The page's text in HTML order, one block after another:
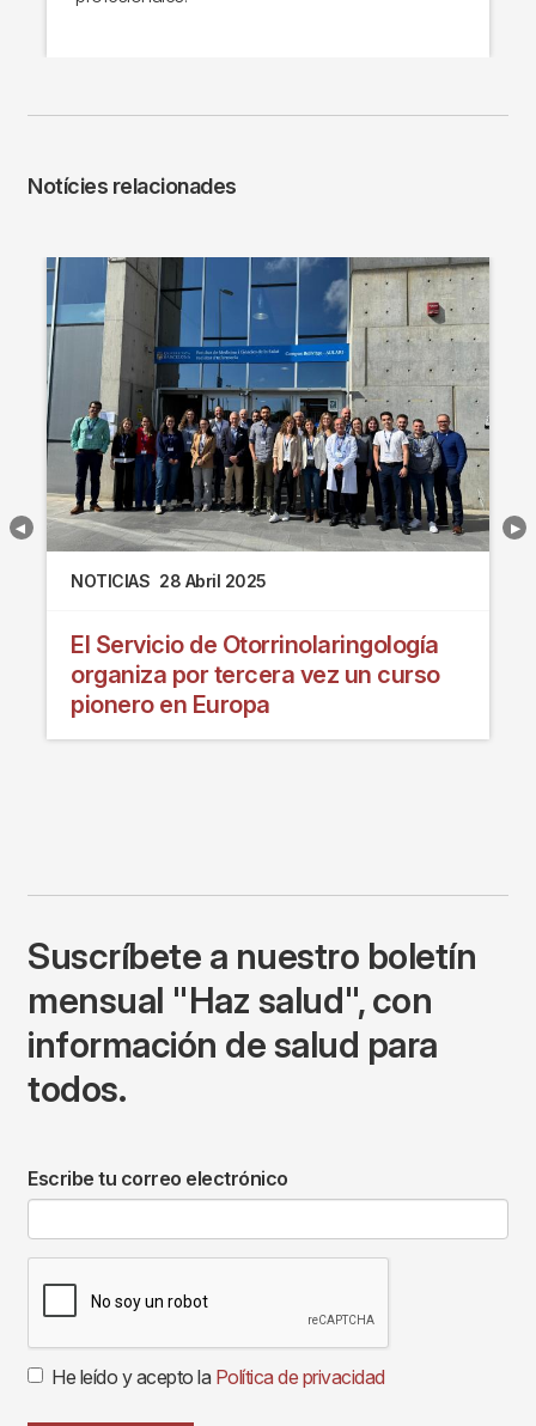
Notícies relacionades
NOTICIAS 28 Abril 2025
El Servicio de Otorrinolaringología
organiza por tercera vez un curso
pionero en Europa
Suscríbete a nuestro boletín
mensual "Haz salud", con
información de salud para
todos.
Escribe tu correo electrónico
He leído y acepto la Política de privacidad